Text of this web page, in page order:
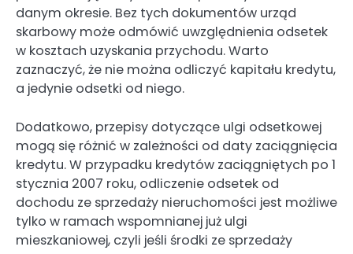
danym okresie. Bez tych dokumentów urząd
skarbowy może odmówić uwzględnienia odsetek
w kosztach uzyskania przychodu. Warto
zaznaczyć, że nie można odliczyć kapitału kredytu,
a jedynie odsetki od niego.
Dodatkowo, przepisy dotyczące ulgi odsetkowej
mogą się różnić w zależności od daty zaciągnięcia
kredytu. W przypadku kredytów zaciągniętych po 1
stycznia 2007 roku, odliczenie odsetek od
dochodu ze sprzedaży nieruchomości jest możliwe
tylko w ramach wspomnianej już ulgi
mieszkaniowej, czyli jeśli środki ze sprzedaży